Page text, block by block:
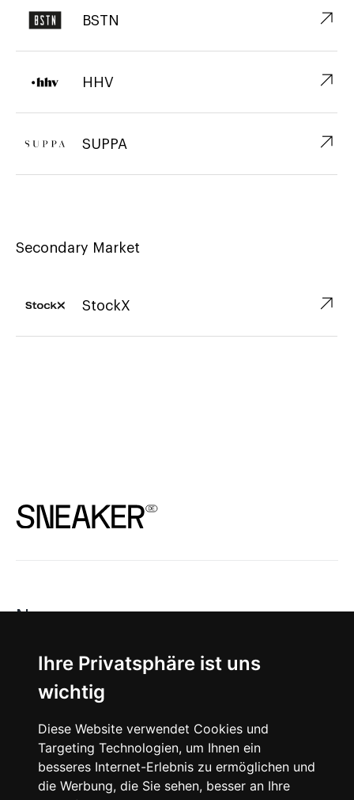
Ihre Privatsphäre ist uns
wichtig
Diese Website verwendet Cookies und
Targeting Technologien, um Ihnen ein
besseres Internet-Erlebnis zu ermöglichen und
die Werbung, die Sie sehen, besser an Ihre
BSTN ↗︎
HHV ↗︎
SUPPA ↗︎
Secondary Market
StockX ↗︎
News
About
Instagram
Facebook